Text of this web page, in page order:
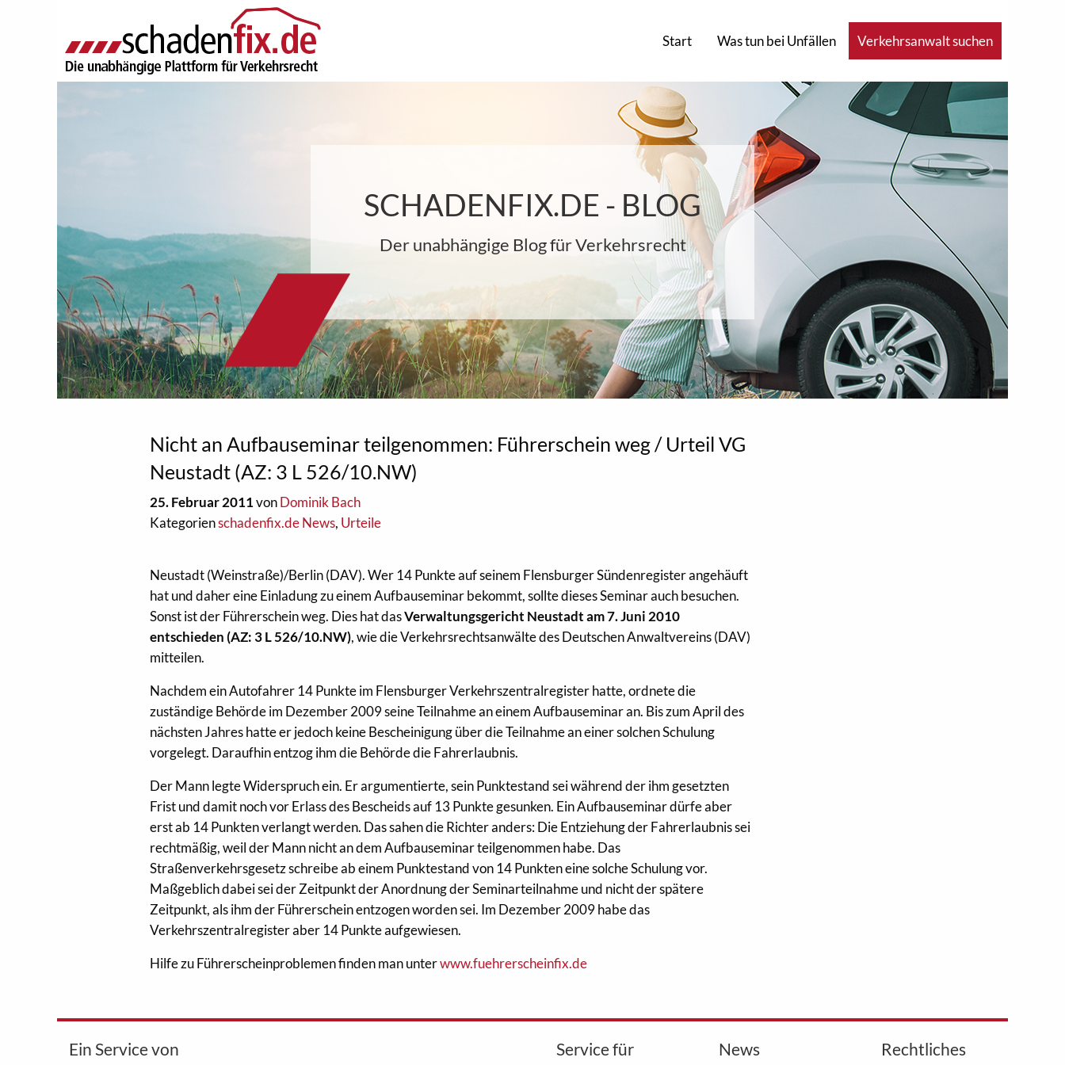
Start Was tun bei Unfällen Verkehrsanwalt suchen
SCHADENFIX.DE - BLOG
Der unabhängige Blog für Verkehrsrecht
Nicht an Aufbauseminar teilgenommen: Führerschein weg / Urteil VG
Neustadt (AZ: 3 L 526/10.NW)
25. Februar 2011vonDominik Bach
Kategorienschadenfix.de News, Urteile
Neustadt (Weinstraße)/Berlin (DAV). Wer 14 Punkte auf seinem Flensburger Sündenregister angehäuft
hat und daher eine Einladung zu einem Aufbauseminar bekommt, sollte dieses Seminar auch besuchen.
Sonst ist der Führerschein weg. Dies hat dasVerwaltungsgericht Neustadt am 7. Juni 2010
entschieden (AZ: 3 L 526/10.NW), wie die Verkehrsrechtsanwälte des Deutschen Anwaltvereins (DAV)
mitteilen.
Nachdem ein Autofahrer 14 Punkte im Flensburger Verkehrszentralregister hatte, ordnete die
zuständige Behörde im Dezember 2009 seine Teilnahme an einem Aufbauseminar an. Bis zum April des
nächsten Jahres hatte er jedoch keine Bescheinigung über die Teilnahme an einer solchen Schulung
vorgelegt. Daraufhin entzog ihm die Behörde die Fahrerlaubnis.
Der Mann legte Widerspruch ein. Er argumentierte, sein Punktestand sei während der ihm gesetzten
Frist und damit noch vor Erlass des Bescheids auf 13 Punkte gesunken. Ein Aufbauseminar dürfe aber
erst ab 14 Punkten verlangt werden. Das sahen die Richter anders: Die Entziehung der Fahrerlaubnis sei
rechtmäßig, weil der Mann nicht an dem Aufbauseminar teilgenommen habe. Das
Straßenverkehrsgesetz schreibe ab einem Punktestand von 14 Punkten eine solche Schulung vor.
Maßgeblich dabei sei der Zeitpunkt der Anordnung der Seminarteilnahme und nicht der spätere
Zeitpunkt, als ihm der Führerschein entzogen worden sei. Im Dezember 2009 habe das
Verkehrszentralregister aber 14 Punkte aufgewiesen.
Hilfe zu Führerscheinproblemen finden man unterwww.fuehrerscheinfix.de
Ein Service von
Service für
News Rechtliches